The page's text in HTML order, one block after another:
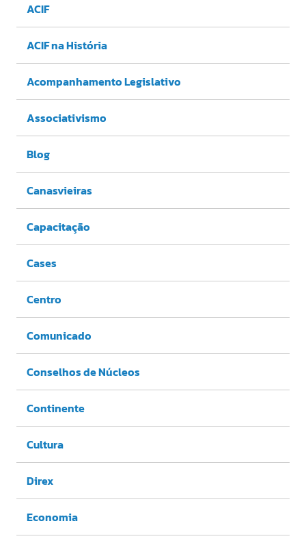
ACIF
ACIF na História
Acompanhamento Legislativo
Associativismo
Blog
Canasvieiras
Capacitação
Cases
Centro
Comunicado
Conselhos de Núcleos
Continente
Cultura
Direx
Economia